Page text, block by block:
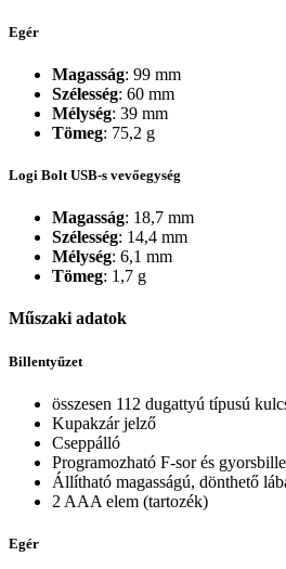
Egér
Magasság: 99 mm
Szélesség: 60 mm
Mélység: 39 mm
Tömeg: 75,2 g
Logi Bolt USB-s vevőegység
Magasság: 18,7 mm
Szélesség: 14,4 mm
Mélység: 6,1 mm
Tömeg: 1,7 g
Műszaki adatok
Billentyűzet
összesen 112 dugattyú típusú
Kupakzár jelző
Cseppálló
Programozható F-sor és
Állítható magasságú, dönthető
2 AAA elem (tartozék)
Egér